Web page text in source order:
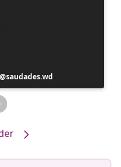
Opslag
offentliggjort
af
saudades.wd